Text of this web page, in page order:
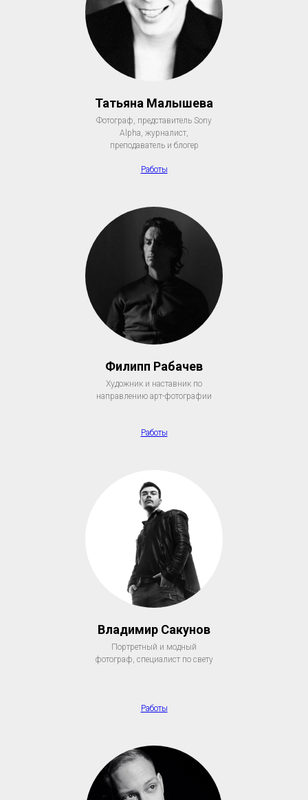
Татьяна Малышева
Фотограф, представитель Sony
Alpha, журналист,
преподаватель и блогер
Работы
Филипп Рабачев
Художник и наставник по
направлению арт-фотографии
Работы
Владимир Сакунов
Портретный и модный
фотограф, специалист по свету
Работы